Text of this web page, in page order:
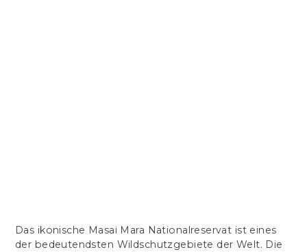
Das ikonische Masai Mara Nationalreservat ist eines
der bedeutendsten Wildschutzgebiete der Welt. Die